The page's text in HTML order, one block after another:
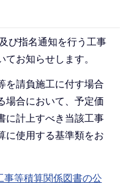
び指名通知を行う工事
お知らせします。
を請負施工に付す場合
場合において、予定価
に計上すべき当該工事
に使用する基準類をお
等積算関係図書の公